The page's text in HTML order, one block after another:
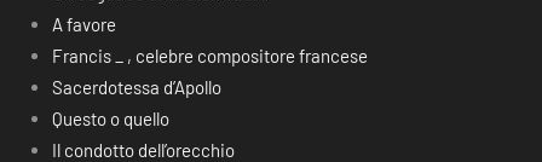
A favore
Francis _ , celebre compositore francese
Sacerdotessa d’Apollo
Questo o quello
Il condotto dell’orecchio